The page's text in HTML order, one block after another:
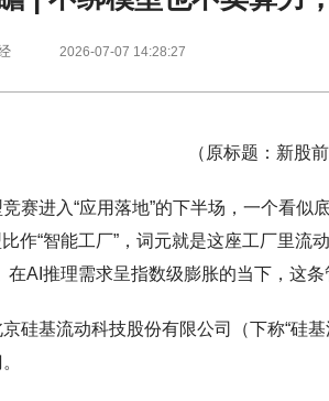
2026-07-07 14:28:27
（原标题：新股
竞赛进入“应用落地”的下半场，一个看
作“智能工厂”，词元就是这座工厂里流
在AI推理需求呈指数级膨胀的当下，这
硅基流动科技股份有限公司（下称“硅